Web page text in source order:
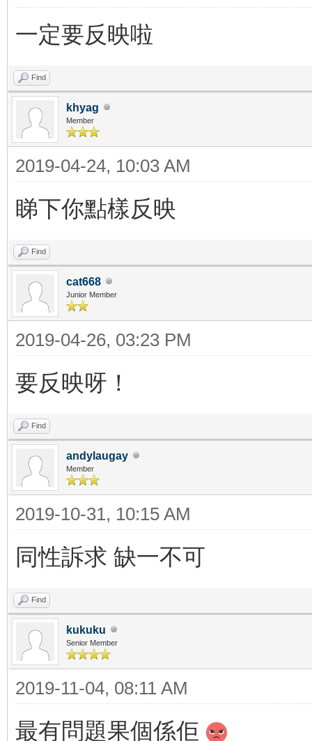
一定要反映啦
Find
khyag
Member
2019-04-24, 10:03 AM
睇下你點樣反映
Find
cat668
Junior Member
2019-04-26, 03:23 PM
要反映呀！
Find
andylaugay
Member
2019-10-31, 10:15 AM
同性訴求 缺一不可
Find
kukuku
Senior Member
2019-11-04, 08:11 AM
最有問題果個係佢